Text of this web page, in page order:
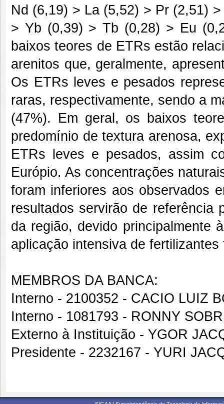
Nd (6,19) > La (5,52) > Pr (2,51)
> Yb (0,39) > Tb (0,28) > Eu
baixos teores de ETRs estão
arenitos que, geralmente,
Os ETRs leves e pesados
raras, respectivamente, sendo a
(47%). Em geral, os baixos
predomínio de textura arenosa,
ETRs leves e pesados, assim
Európio. As concentrações
foram inferiores aos observados
resultados servirão de referência
da região, devido principalmente
aplicação intensiva de fertilizantes
MEMBROS DA BANCA:
Interno - 2100352 - CACIO LUIZ
Interno - 1081793 - RONNY
Externo à Instituição - YGOR
Presidente - 2232167 - YURI